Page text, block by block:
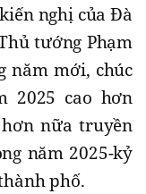
nghị của Đà
tướng Phạm
năm mới, chúc
2025 cao hơn
nữa truyền
năm 2025-kỷ
phố.